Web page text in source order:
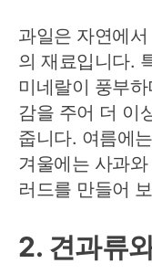
과일은 자연에
의 재료입니다.
미네랄이 풍부
감을 주어 더 이
줍니다. 여름에
겨울에는 사과
러드를 만들어
2. 견과류